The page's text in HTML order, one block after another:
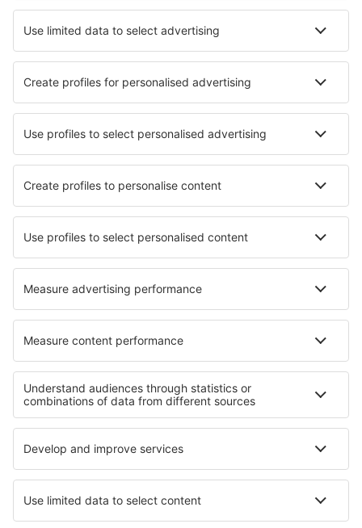
Parkering
Lufthavnstransport
Seværdigheder
Sportsbegivenheder
Lær mere
Mobilapp
Flyselskaber
Ryanair
DAT Danish Air
SAS
Norwegian
Lufthansa
Om eSky
Handelsbetingelser
Mine bookinger
Persondatapolitik
Support og kontakt